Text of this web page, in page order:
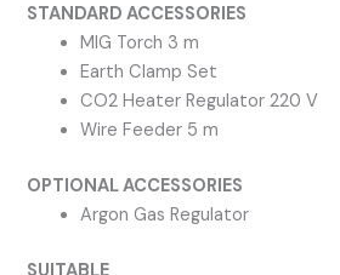
STANDARD ACCESSORIES
MIG Torch 3 m
Earth Clamp Set
CO2 Heater Regulator 220 V
Wire Feeder 5 m
OPTIONAL ACCESSORIES
Argon Gas Regulator
SUITABLE